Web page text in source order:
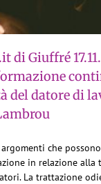
di Giuffré
del datore di
che
in relazione alla
La trattazione